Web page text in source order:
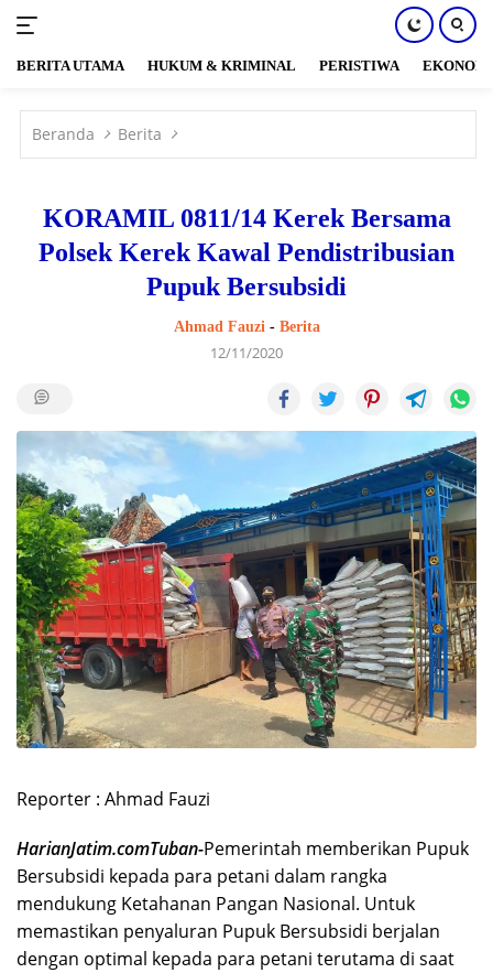
konten
BERITA UTAMA HUKUM & KRIMINAL PERISTIWA EKONOMI
Beranda Berita
KORAMIL 0811/14 Kerek Bersama
Polsek Kerek Kawal Pendistribusian
Pupuk Bersubsidi
Ahmad Fauzi- Berita
12/11/2020
Reporter : Ahmad Fauzi
HarianJatim.comTuban-Pemerintah memberikan Pupuk
Bersubsidi kepada para petani dalam rangka
mendukung Ketahanan Pangan Nasional. Untuk
memastikan penyaluran Pupuk Bersubsidi berjalan
dengan optimal kepada para petani terutama di saat